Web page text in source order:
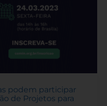
podem participar
de Projetos para